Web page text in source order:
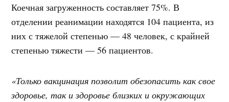
Коечная загруженность составляет 75%. В
отделении реанимации находятся 104 пациента, из
них с тяжелой степенью — 48 человек, с крайней
степенью тяжести — 56 пациентов.
«Только вакцинация позволит обезопасить как свое
здоровье, так и здоровье близких и окружающих